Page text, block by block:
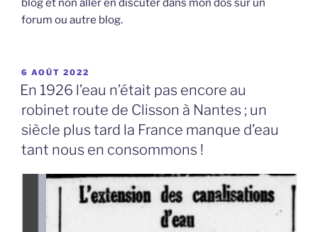
blog et non aller en discuter dans mon dos sur un
forum ou autre blog.
PUBLIÉ
LE
6 AOÛT 2022
En 1926 l’eau n’était pas encore au
robinet route de Clisson à Nantes ; un
siècle plus tard la France manque d’eau
tant nous en consommons !